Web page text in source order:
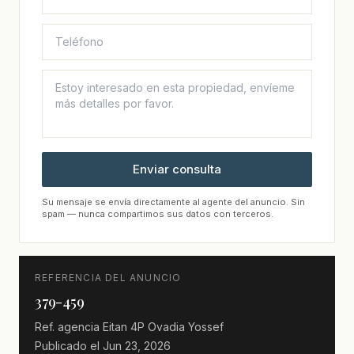
Enviar consulta
Su mensaje se envía directamente al agente del anuncio. Sin
spam — nunca compartimos sus datos con terceros.
REFERENCIA DEL ANUNCIO
379-459
Ref. agencia Eitan 4P Ovadia Yossef
Publicado el Jun 23, 2026